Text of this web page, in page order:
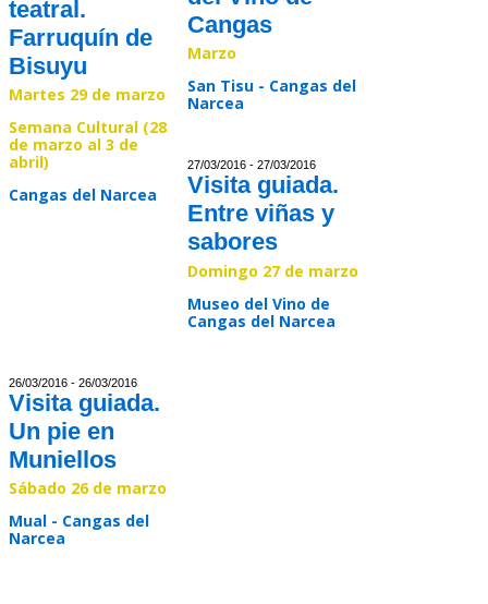
teatral.
Farruquín de
Bisuyu
Martes 29 de marzo
Semana Cultural (28
de marzo al 3 de
abril)
Cangas del Narcea
Cangas
Marzo
San Tisu - Cangas del
Narcea
27/03/2016 - 27/03/2016
Visita guiada.
Entre viñas y
sabores
Domingo 27 de marzo
Museo del Vino de
Cangas del Narcea
26/03/2016 - 26/03/2016
Visita guiada.
Un pie en
Muniellos
Sábado 26 de marzo
Mual - Cangas del
Narcea